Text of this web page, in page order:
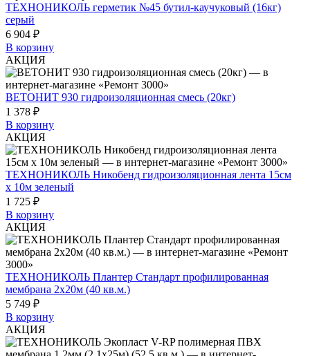
ТЕХНОНИКОЛЬ герметик №45 бутил-каучуковый (16кг)
серый
6 904 ₽
В корзину
АКЦИЯ
ВЕТОНИТ 930 гидроизоляционная смесь (20кг)
1 378 ₽
В корзину
АКЦИЯ
ТЕХНОНИКОЛЬ Никобенд гидроизоляционная лента 15см
х 10м зеленый
1 725 ₽
В корзину
АКЦИЯ
ТЕХНОНИКОЛЬ Плантер Стандарт профилированная
мембрана 2х20м (40 кв.м.)
5 749 ₽
В корзину
АКЦИЯ